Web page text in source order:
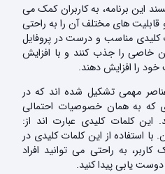
این برنامه، به کاربران کمک می
قابلیت های مختلف آن را به راحتی
کلیدی مناسب و درست در پروفایل
خاصی را جذب کنند و با افزایش
را افزایش دهند.
مهمی تشکیل شده اند که در
که به همان خصوصیات احتمالی
این کلمات کلیدی عبارت اند از:
استفاده از این کلمات کلیدی در
به راحتی می توانید افراد
یابی پیدا کنید.